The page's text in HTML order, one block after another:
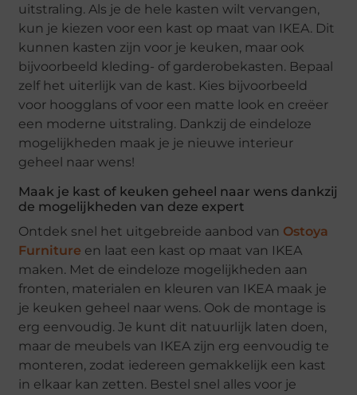
uitstraling. Als je de hele kasten wilt vervangen,
kun je kiezen voor een kast op maat van IKEA. Dit
kunnen kasten zijn voor je keuken, maar ook
bijvoorbeeld kleding- of garderobekasten. Bepaal
zelf het uiterlijk van de kast. Kies bijvoorbeeld
voor hoogglans of voor een matte look en creëer
een moderne uitstraling. Dankzij de eindeloze
mogelijkheden maak je je nieuwe interieur
geheel naar wens!
Maak je kast of keuken geheel naar wens dankzij
de mogelijkheden van deze expert
Ontdek snel het uitgebreide aanbod van Ostoya
Furniture en laat een kast op maat van IKEA
maken. Met de eindeloze mogelijkheden aan
fronten, materialen en kleuren van IKEA maak je
je keuken geheel naar wens. Ook de montage is
erg eenvoudig. Je kunt dit natuurlijk laten doen,
maar de meubels van IKEA zijn erg eenvoudig te
monteren, zodat iedereen gemakkelijk een kast
in elkaar kan zetten. Bestel snel alles voor je